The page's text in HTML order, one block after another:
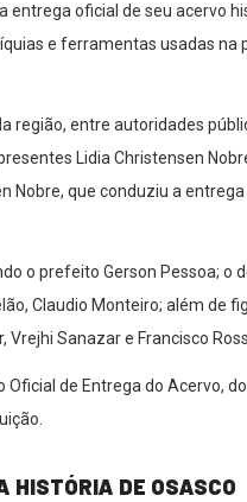
entrega oficial de seu acervo
e ferramentas usadas na
região, entre autoridades
Lidia Christensen
Nobre, que conduziu a
o prefeito Gerson Pessoa; o
Claudio Monteiro; além de
Sanazar e Francisco
de Entrega do Acervo,
HISTÓRIA DE OSASCO